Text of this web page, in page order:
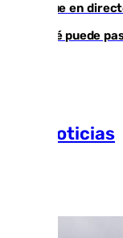
Sigue en
¿Qué puede
Más noticias